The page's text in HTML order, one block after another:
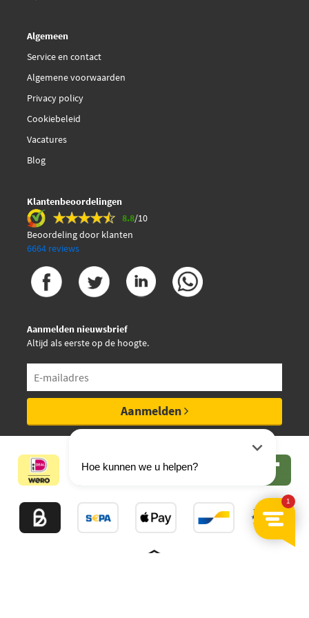
VW TL 774-G (G12++)
VW TL 774-L (G12Evo)
Algemeen
Service en contact
Algemene voorwaarden
Privacy policy
Cookiebeleid
Vacatures
Blog
Klantenbeoordelingen
8.8/10
Beoordeling door klanten
6664 reviews
Aanmelden nieuwsbrief
Altijd als eerste op de hoogte.
Aanmelden